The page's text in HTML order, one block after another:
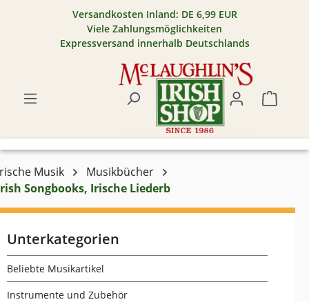
Zum Hauptinhalt springenVersandkosten Inland: DE 6,99 EUR
Viele Zahlungsmöglichkeiten
Expressversand innerhalb Deutschlands
Musik
Musikbücher
Songbooks, Irische Liederb
Unterkategorien
Beliebte Musikartikel
Instrumente und Zubehör